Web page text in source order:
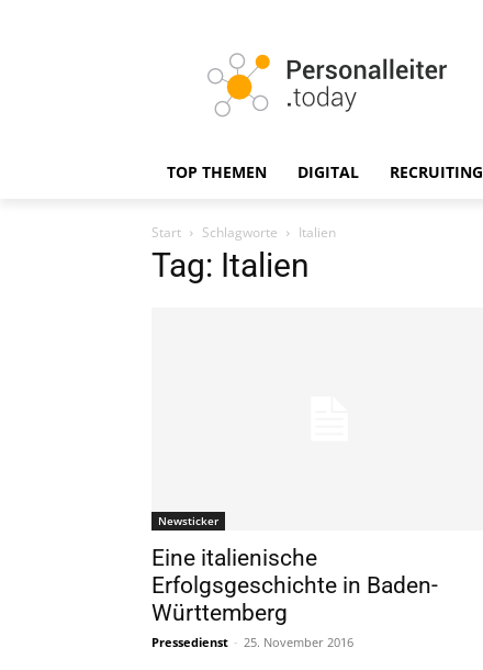
TOP THEMEN DIGITAL RECRUITING
Start Schlagworte Italien
Tag: Italien
Newsticker
Eine italienische
Erfolgsgeschichte in Baden-
Württemberg
Pressedienst - 25. November 2016